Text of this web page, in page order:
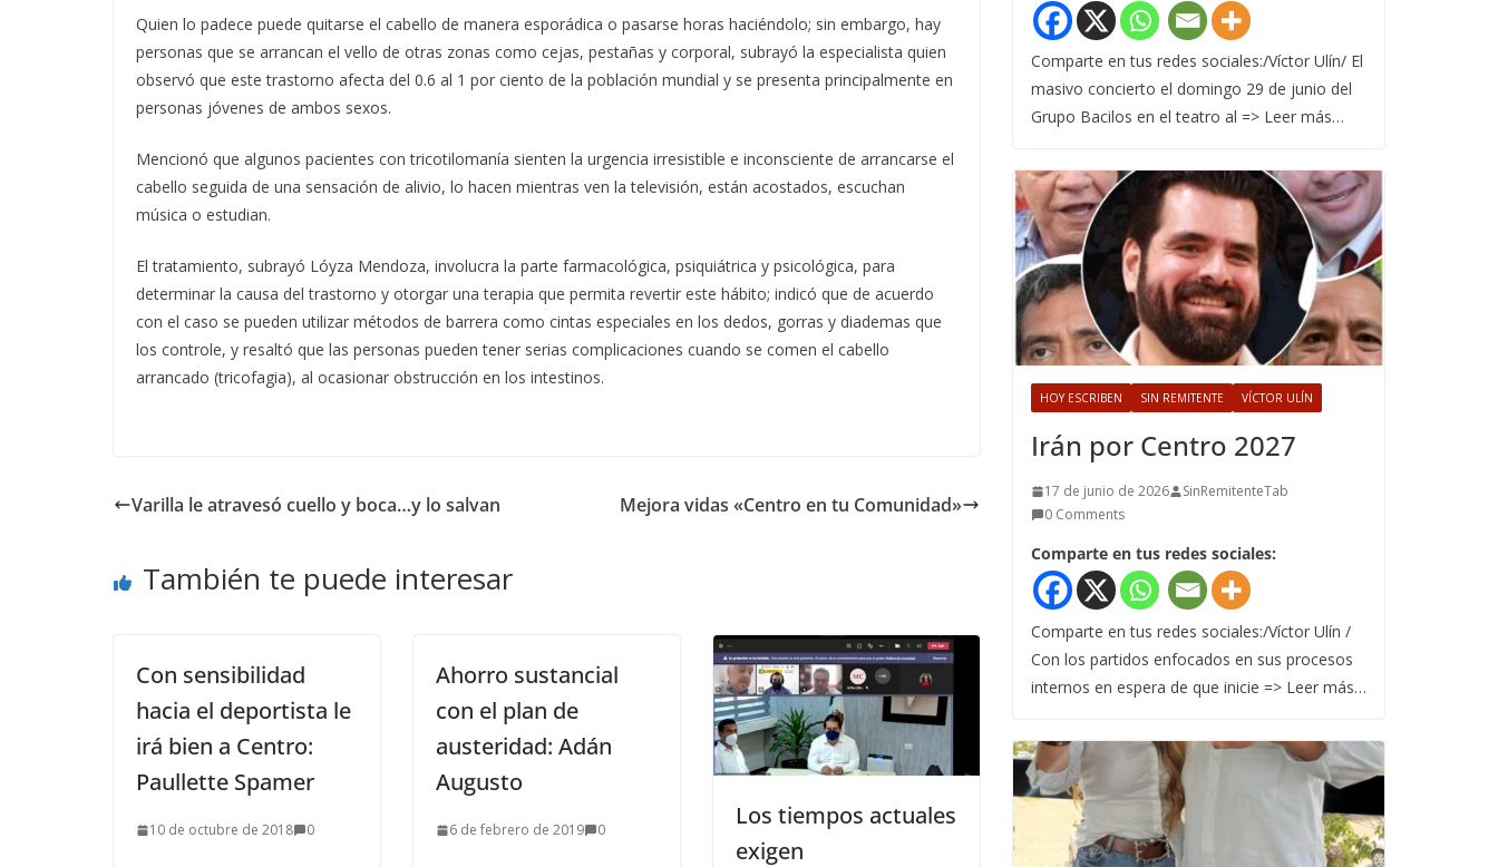
Quien lo padece puede quitarse el cabello de manera esporádica o pasarse horas haciéndolo; sin embargo, hay
personas que se arrancan el vello de otras zonas como cejas, pestañas y corporal, subrayó la especialista quien
observó que este trastorno afecta del 0.6 al 1 por ciento de la población mundial y se presenta principalmente en
personas jóvenes de ambos sexos.
Mencionó que algunos pacientes con tricotilomanía sienten la urgencia irresistible e inconsciente de arrancarse el
cabello seguida de una sensación de alivio, lo hacen mientras ven la televisión, están acostados, escuchan
música o estudian.
El tratamiento, subrayó Lóyza Mendoza, involucra la parte farmacológica, psiquiátrica y psicológica, para
determinar la causa del trastorno y otorgar una terapia que permita revertir este hábito; indicó que de acuerdo
con el caso se pueden utilizar métodos de barrera como cintas especiales en los dedos, gorras y diademas que
los controle, y resaltó que las personas pueden tener serias complicaciones cuando se comen el cabello
arrancado (tricofagia), al ocasionar obstrucción en los intestinos.
Varilla le atravesó cuello y boca…y lo salvan Mejora vidas «Centro en tu Comunidad»
También te puede interesar
Con sensibilidad
hacia el deportista le
irá bien a Centro:
Paullette Spamer
10 de octubre de 2018 0
Ahorro sustancial
con el plan de
austeridad: Adán
Augusto
6 de febrero de 2019 0
Los tiempos actuales
exigen
Comparte en tus redes sociales:/Víctor Ulín/ El
masivo concierto el domingo 29 de junio del
Grupo Bacilos en el teatro al => Leer más…
HOY ESCRIBEN SIN REMITENTE VÍCTOR ULÍN
Irán por Centro 2027
17 de junio de 2026
SinRemitenteTab
0 Comments
Comparte en tus redes sociales:
Comparte en tus redes sociales:/Víctor Ulín /
Con los partidos enfocados en sus procesos
internos en espera de que inicie => Leer más…